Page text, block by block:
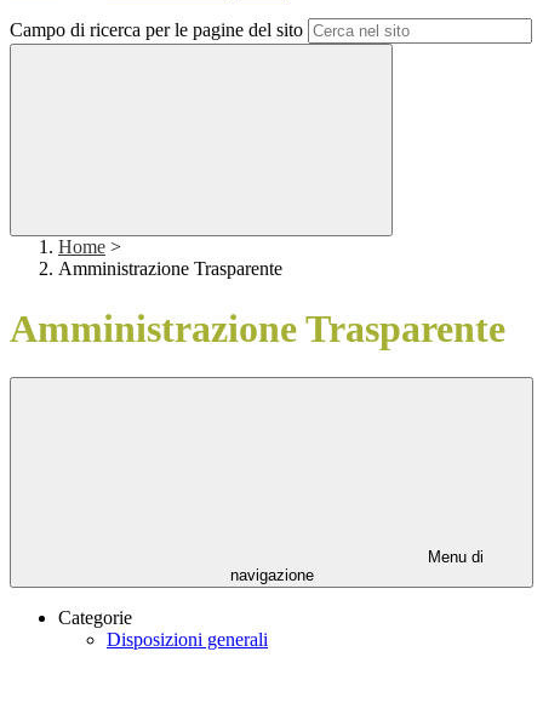
Campo di ricerca per le pagine del sito
Home >
Amministrazione Trasparente
Amministrazione Trasparente
Menu di
navigazione
Categorie
Disposizioni generali